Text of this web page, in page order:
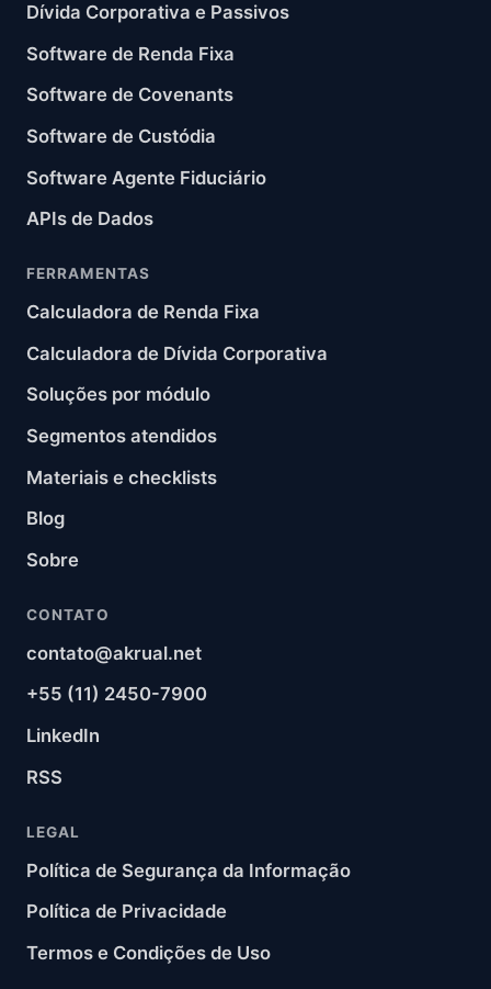
Dívida Corporativa e Passivos
Software de Renda Fixa
Software de Covenants
Software de Custódia
Software Agente Fiduciário
APIs de Dados
FERRAMENTAS
Calculadora de Renda Fixa
Calculadora de Dívida Corporativa
Soluções por módulo
Segmentos atendidos
Materiais e checklists
Blog
Sobre
CONTATO
contato@akrual.net
+55 (11) 2450-7900
LinkedIn
RSS
LEGAL
Política de Segurança da Informação
Política de Privacidade
Termos e Condições de Uso